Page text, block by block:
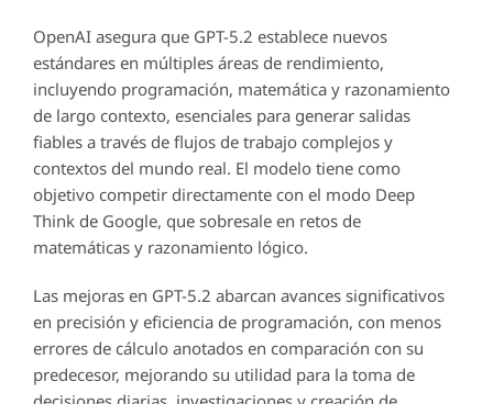
OpenAI asegura que GPT-5.2 establece nuevos
estándares en múltiples áreas de rendimiento,
incluyendo programación, matemática y razonamiento
de largo contexto, esenciales para generar salidas
fiables a través de flujos de trabajo complejos y
contextos del mundo real. El modelo tiene como
objetivo competir directamente con el modo Deep
Think de Google, que sobresale en retos de
matemáticas y razonamiento lógico.
Las mejoras en GPT-5.2 abarcan avances significativos
en precisión y eficiencia de programación, con menos
errores de cálculo anotados en comparación con su
predecesor, mejorando su utilidad para la toma de